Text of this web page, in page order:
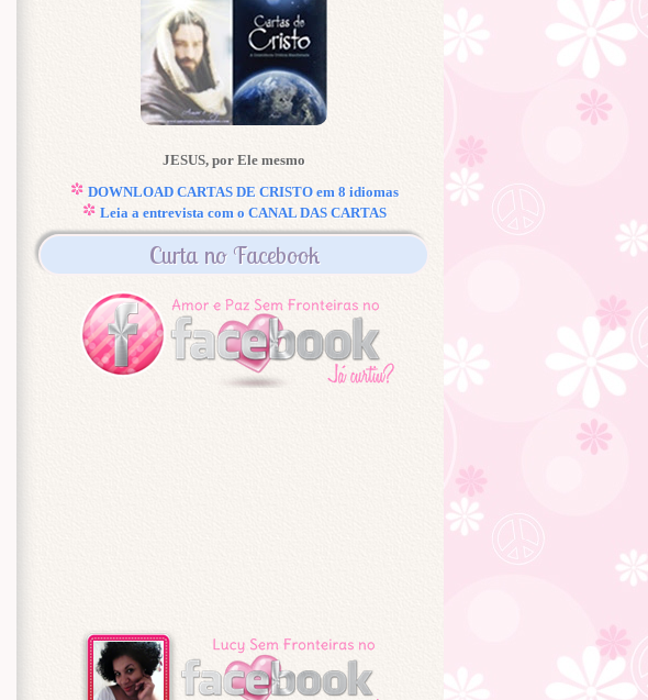
JESUS, por Ele mesmo
DOWNLOAD CARTAS DE CRISTO em 8 idiomas
Leia a entrevista com o CANAL DAS CARTAS
Curta no Facebook